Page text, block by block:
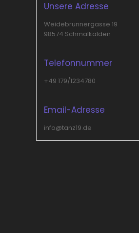
Unsere Adresse
Weidebrunnergasse 19
98574 Schmalkalden
Telefonnummer
+49 179/1234780
Email-Adresse
info@tanz19.de